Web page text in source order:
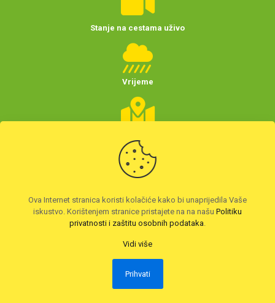
Stanje na cestama uživo
Vrijeme
(Hrvatske)
Preuzmite HAK aplikaciju
2026. © Autoklub Maksimir
Ova Internet stranica koristi kolačiće kako bi unaprijedila Vaše
iskustvo. Korištenjem stranice pristajete na na našu Politiku
privatnosti i zaštitu osobnih podataka.
Vidi više
Prihvati